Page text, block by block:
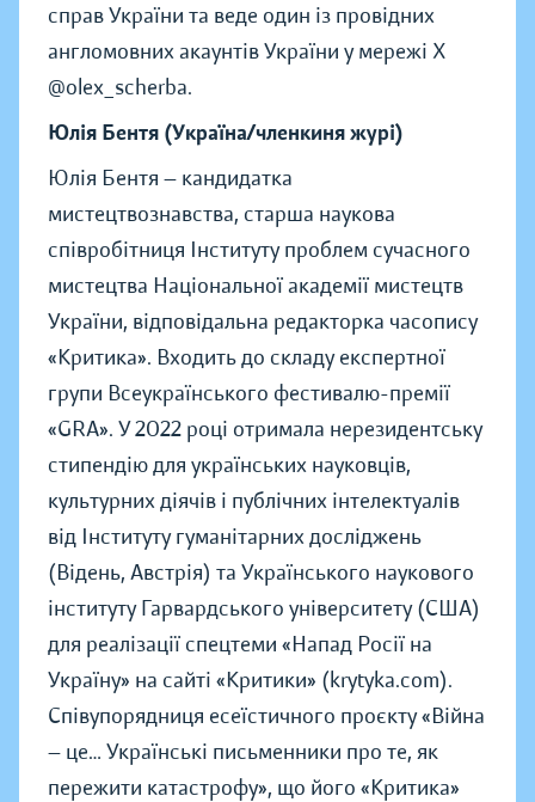
справ України та веде один із провідних
англомовних акаунтів України у мережі Х
@olex_scherba.
Юлія Бентя (Україна/членкиня журі)
Юлія Бентя — кандидатка
мистецтвознавства, старша наукова
співробітниця Інституту проблем сучасного
мистецтва Національної академії мистецтв
України, відповідальна редакторка часопису
«Критика». Входить до складу експертної
групи Всеукраїнського фестивалю-премії
«GRA». У 2022 році отримала нерезидентську
стипендію для українських науковців,
культурних діячів і публічних інтелектуалів
від Інституту гуманітарних досліджень
(Відень, Австрія) та Українського наукового
інституту Гарвардського університету (США)
для реалізації спецтеми «Напад Росії на
Україну» на сайті «Критики» (krytyka.com).
Співупорядниця есеїстичного проєкту «Війна
— це… Українські письменники про те, як
пережити катастрофу», що його «Критика»